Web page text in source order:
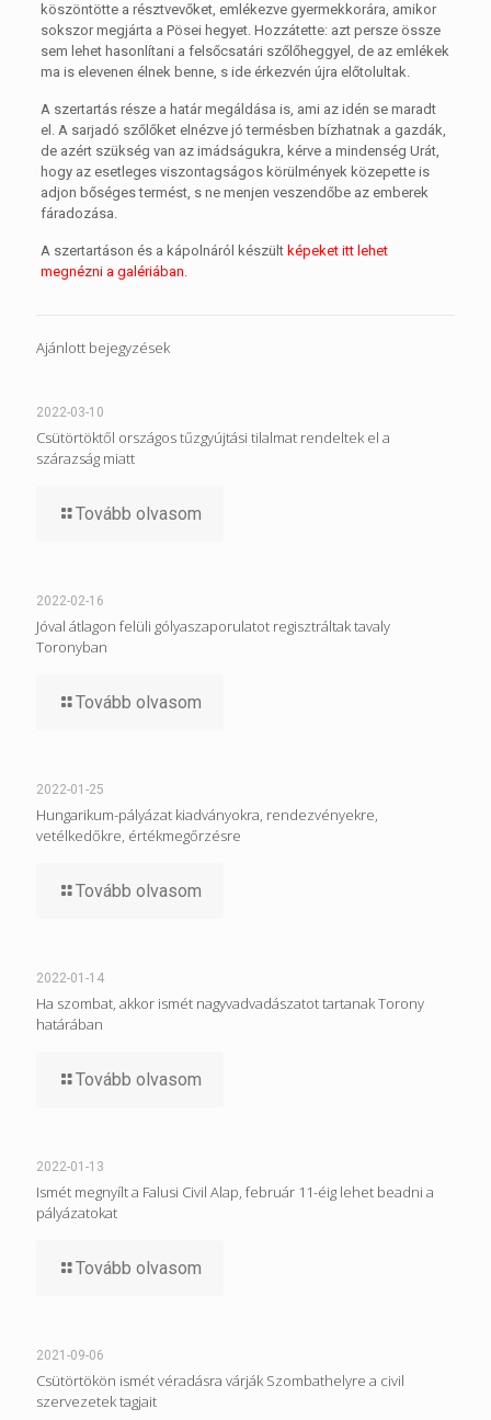
köszöntötte a résztvevőket, emlékezve gyermekkorára, amikor
sokszor megjárta a Pösei hegyet. Hozzátette: azt persze össze
sem lehet hasonlítani a felsőcsatári szőlőheggyel, de az emlékek
ma is elevenen élnek benne, s ide érkezvén újra előtolultak.
A szertartás része a határ megáldása is, ami az idén se maradt
el. A sarjadó szőlőket elnézve jó termésben bízhatnak a gazdák,
de azért szükség van az imádságukra, kérve a mindenség Urát,
hogy az esetleges viszontagságos körülmények közepette is
adjon bőséges termést, s ne menjen veszendőbe az emberek
fáradozása.
A szertartáson és a kápolnáról készült képeket itt lehet
megnézni a galériában.
Ajánlott bejegyzések
2022-03-10
Csütörtöktől országos tűzgyújtási tilalmat rendeltek el a
szárazság miatt
Tovább olvasom
2022-02-16
Jóval átlagon felüli gólyaszaporulatot regisztráltak tavaly
Toronyban
Tovább olvasom
2022-01-25
Hungarikum-pályázat kiadványokra, rendezvényekre,
vetélkedőkre, értékmegőrzésre
Tovább olvasom
2022-01-14
Ha szombat, akkor ismét nagyvadvadászatot tartanak Torony
határában
Tovább olvasom
2022-01-13
Ismét megnyílt a Falusi Civil Alap, február 11-éig lehet beadni a
pályázatokat
Tovább olvasom
2021-09-06
Csütörtökön ismét véradásra várják Szombathelyre a civil
szervezetek tagjait